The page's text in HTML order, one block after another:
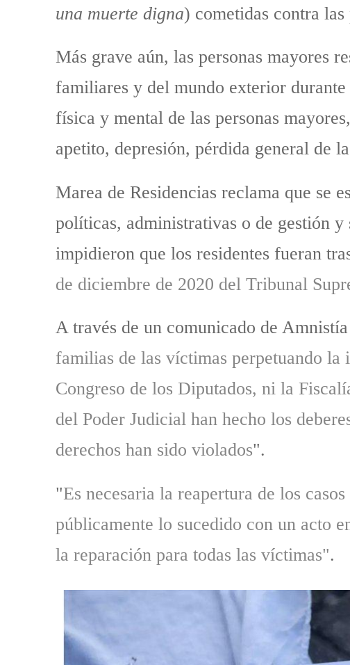
una muerte digna) cometidas contra
Más grave aún, las personas mayores
familiares y del mundo exterior
física y mental de las personas
apetito, depresión, pérdida general de
Marea de Residencias reclama que se
políticas, administrativas o de gestión
impidieron que los residentes fueran
de diciembre de 2020 del Tribunal
A través de un comunicado de
familias de las víctimas perpetuando
Congreso de los Diputados, ni la
del Poder Judicial han hecho los
derechos han sido violados".
"Es necesaria la reapertura de los
públicamente lo sucedido con un acto
la reparación para todas las víctimas".